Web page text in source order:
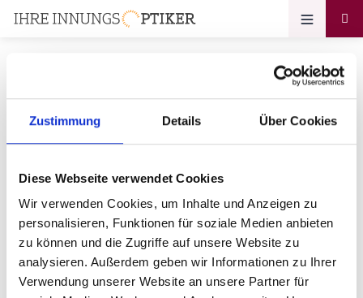
Zustimmung Details Über Cookies
Diese Webseite verwendet Cookies
Wir verwenden Cookies, um Inhalte und Anzeigen zu
personalisieren, Funktionen für soziale Medien anbieten
zu können und die Zugriffe auf unsere Website zu
analysieren. Außerdem geben wir Informationen zu Ihrer
Verwendung unserer Website an unsere Partner für
Ihr Zugang zum
Optik Oberländer GmbH
Bitte geben Sie Ihr Passwort ein: